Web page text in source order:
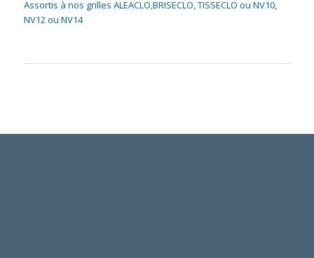
Assortis à nos grilles ALEACLO,BRISECLO, TISSECLO ou NV10,
NV12 ou NV14